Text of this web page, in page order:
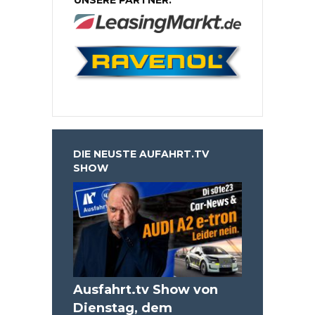
DIE NEUSTE AUFAHRT.TV
SHOW
Ausfahrt.tv Show von
Dienstag, dem